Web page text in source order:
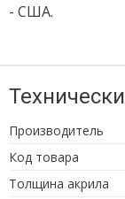
- США.
Производитель
Код товара
Толщина акрила